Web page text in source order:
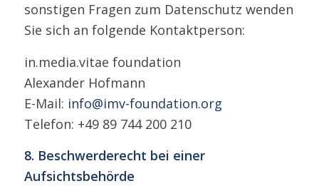
sonstigen Fragen zum Datenschutz wenden
Sie sich an folgende Kontaktperson:
in.media.vitae foundation
Alexander Hofmann
E-Mail: info@imv-foundation.org
Telefon: +49 89 744 200 210
8. Beschwerderecht bei einer
Aufsichtsbehörde